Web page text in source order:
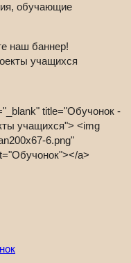
обучающие
наш баннер!
title="Обучонок -
учащихся"> <img
6.png"
a>